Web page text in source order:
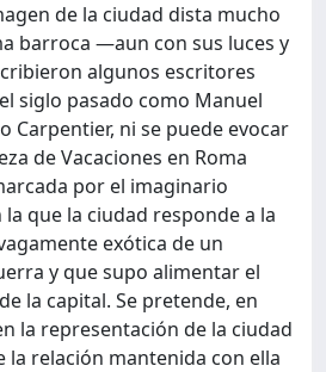
de la ciudad dista mucho
barroca —aun con sus luces y
algunos escritores
siglo pasado como Manuel
Carpentier, ni se puede evocar
de Vacaciones en Roma
por el imaginario
que la ciudad responde a la
exótica de un
y que supo alimentar el
la capital. Se pretende, en
la representación de la ciudad
la relación mantenida con ella